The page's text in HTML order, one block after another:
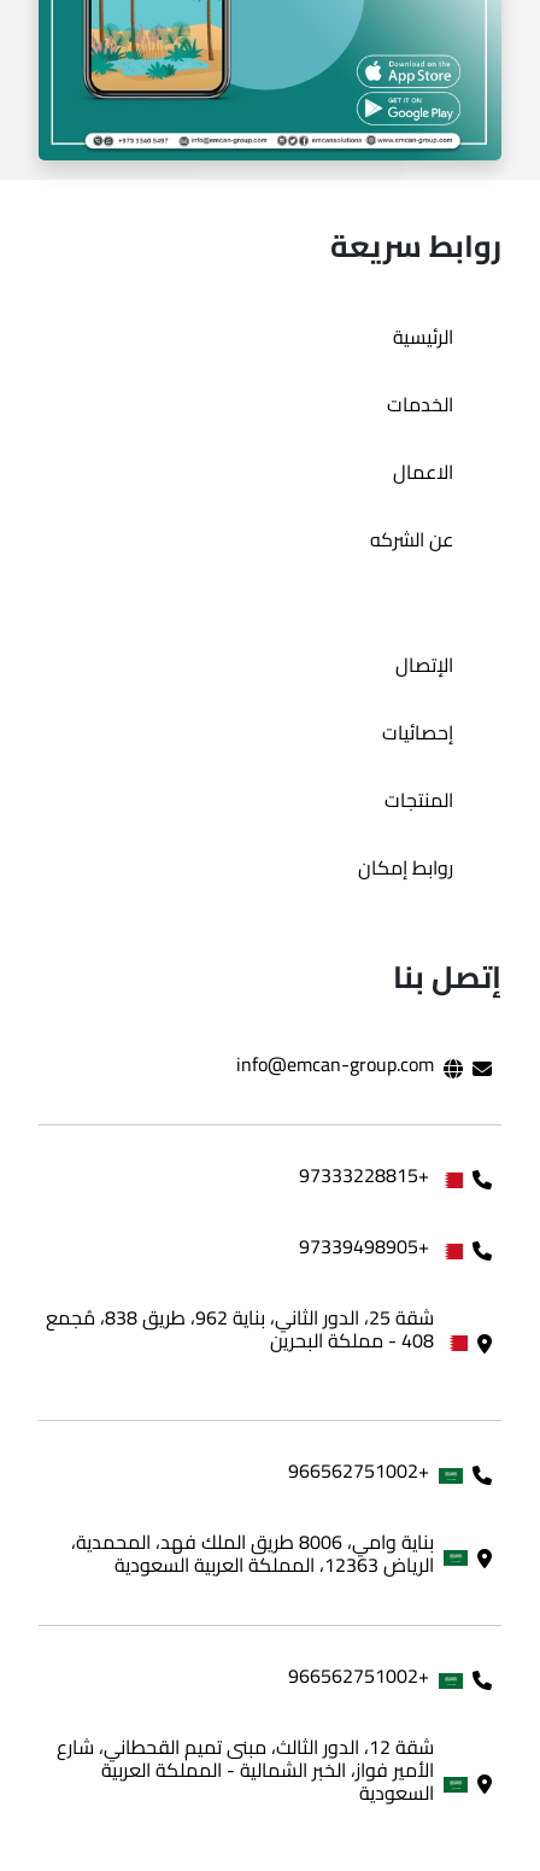
روابط سريعة
الرئيسية
الخدمات
الاعمال
عن الشركه
الإتصال
إحصائيات
المنتجات
روابط إمكان
إتصل بنا
info@emcan-group.com
+97333228815
+97339498905
شقة 25، الدور الثاني، بناية 962، طريق 838، مُجمع
408 - مملكة البحرين
+966562751002
بناية وامي، 8006 طريق الملك فهد، المحمدية،
الرياض 12363، المملكة العربية السعودية
+966562751002
شقة 12، الدور الثالث، مبنى تميم القحطاني، شارع
الأمير فواز، الخبر الشمالية - المملكة العربية
السعودية